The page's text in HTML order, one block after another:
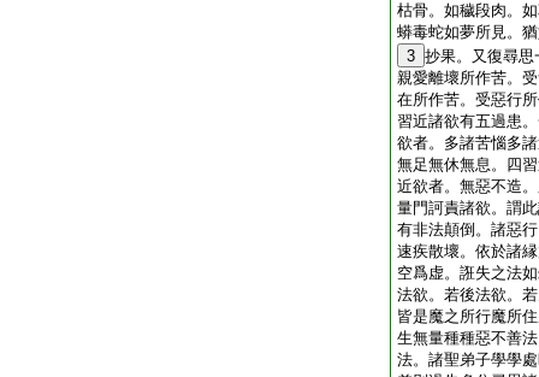
枯骨。如穢段肉。
蟒毒蛇如夢所見。
3 抄果。又復尋
親愛離壞所作苦。
在所作苦。受惡行
習近諸欲有五過患
欲者。多諸苦惱多
無足無休無息。四
近欲者。無惡不造
量門訶責諸欲。謂
有非法顛倒。諸惡
速疾散壞。依於諸
空爲虚。誑失之法
法欲。若後法欲。
皆是魔之所行魔所
生無量種種惡不善
法。諸聖弟子學學